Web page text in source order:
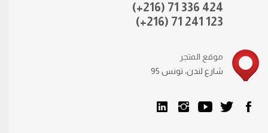
(+216) 71 336 424
(+216) 71 241 123
موقع المتجر
95 شارع لندن، تونس